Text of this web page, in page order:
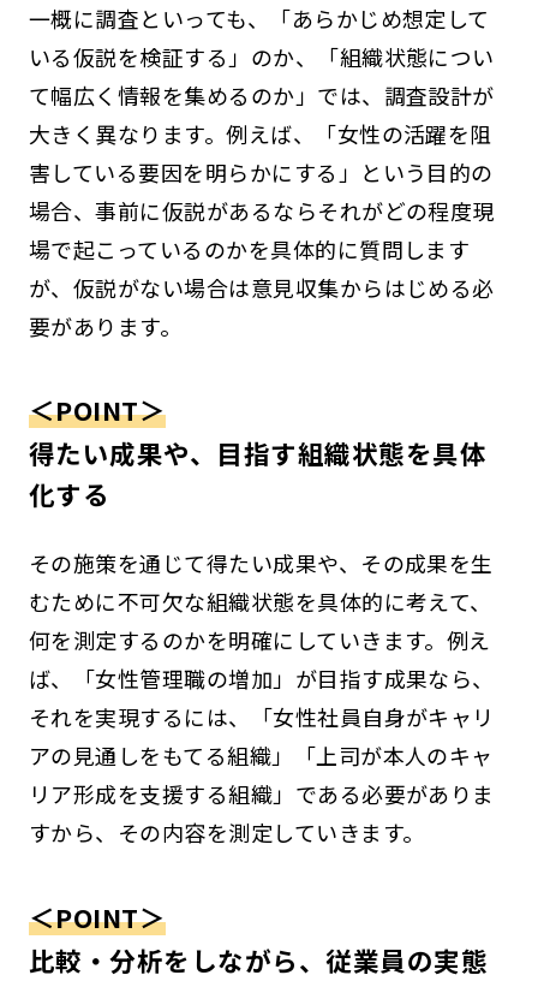
一概に調査といっても、「あらかじめ想定して
いる仮説を検証する」のか、「組織状態につい
て幅広く情報を集めるのか」では、調査設計が
大きく異なります。例えば、「女性の活躍を阻
害している要因を明らかにする」という目的の
場合、事前に仮説があるならそれがどの程度現
場で起こっているのかを具体的に質問します
が、仮説がない場合は意見収集からはじめる必
要があります。
＜POINT＞
得たい成果や、目指す組織状態を具体
化する
その施策を通じて得たい成果や、その成果を生
むために不可欠な組織状態を具体的に考えて、
何を測定するのかを明確にしていきます。例え
ば、「女性管理職の増加」が目指す成果なら、
それを実現するには、「女性社員自身がキャリ
アの見通しをもてる組織」「上司が本人のキャ
リア形成を支援する組織」である必要がありま
すから、その内容を測定していきます。
＜POINT＞
比較・分析をしながら、従業員の実態